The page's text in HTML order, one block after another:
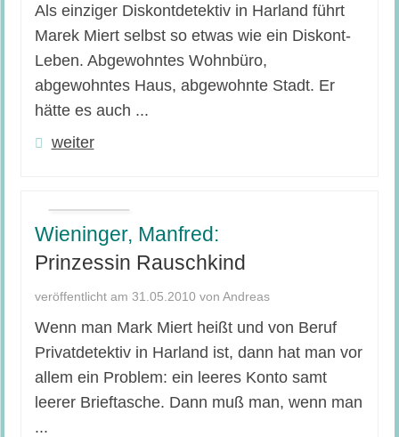
Als einziger Diskontdetektiv in Harland führt
Marek Miert selbst so etwas wie ein Diskont-
Leben. Abgewohntes Wohnbüro,
abgewohntes Haus, abgewohnte Stadt. Er
hätte es auch ...
weiter
Wieninger, Manfred:
Prinzessin Rauschkind
veröffentlicht am 31.05.2010 von Andreas
Wenn man Mark Miert heißt und von Beruf
Privatdetektiv in Harland ist, dann hat man vor
allem ein Problem: ein leeres Konto samt
leerer Brieftasche. Dann muß man, wenn man
...